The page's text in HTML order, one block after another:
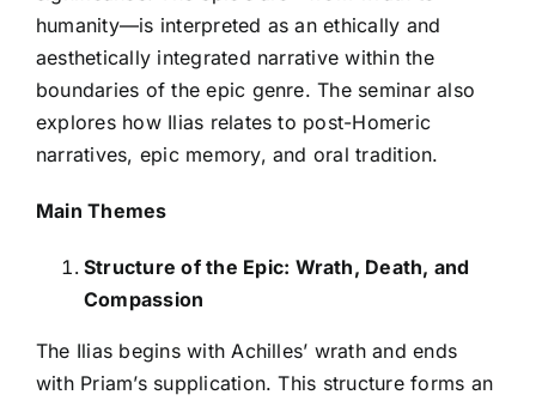
humanity—is interpreted as an ethically and
aesthetically integrated narrative within the
boundaries of the epic genre. The seminar also
explores how Ilias relates to post-Homeric
narratives, epic memory, and oral tradition.
Main Themes
Structure of the Epic: Wrath, Death, and
Compassion
The Ilias begins with Achilles’ wrath and ends
with Priam’s supplication. This structure forms an